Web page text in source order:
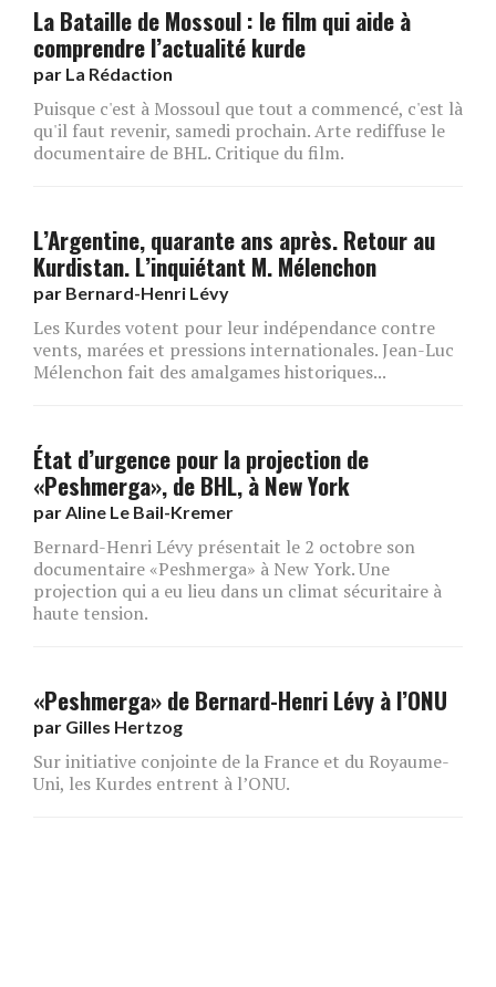
La Bataille de Mossoul : le film qui aide à
comprendre l’actualité kurde
par La Rédaction
Puisque c'est à Mossoul que tout a commencé, c'est là
qu'il faut revenir, samedi prochain. Arte rediffuse le
documentaire de BHL. Critique du film.
L’Argentine, quarante ans après. Retour au
Kurdistan. L’inquiétant M. Mélenchon
par Bernard-Henri Lévy
Les Kurdes votent pour leur indépendance contre
vents, marées et pressions internationales. Jean-Luc
Mélenchon fait des amalgames historiques...
État d’urgence pour la projection de
«Peshmerga», de BHL, à New York
par Aline Le Bail-Kremer
Bernard-Henri Lévy présentait le 2 octobre son
documentaire «Peshmerga» à New York. Une
projection qui a eu lieu dans un climat sécuritaire à
haute tension.
«Peshmerga» de Bernard-Henri Lévy à l’ONU
par Gilles Hertzog
Sur initiative conjointe de la France et du Royaume-
Uni, les Kurdes entrent à l’ONU.